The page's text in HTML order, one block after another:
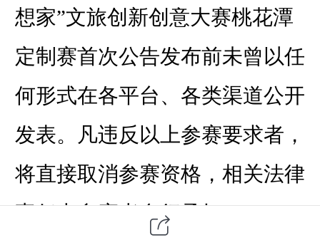
想家”文旅创新创意大赛桃花潭
定制赛首次公告发布前未曾以任
何形式在各平台、各类渠道公开
发表。凡违反以上参赛要求者，
将直接取消参赛资格，相关法律
责任由参赛者自行承担。